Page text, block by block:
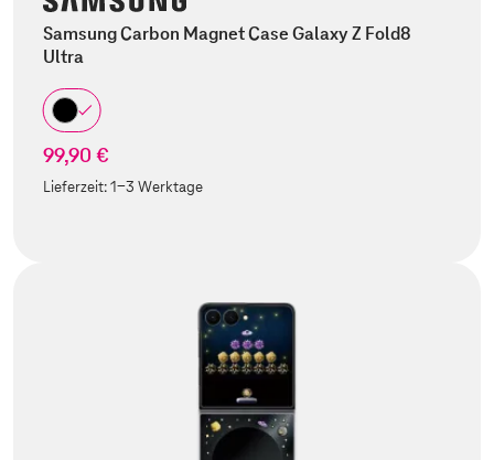
Samsung Carbon Magnet Case Galaxy Z Fold8
Ultra
99,90 €
Lieferzeit:1-3 Werktage